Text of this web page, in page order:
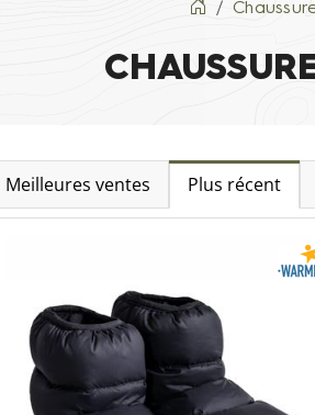
Meilleures ventes Plus récent